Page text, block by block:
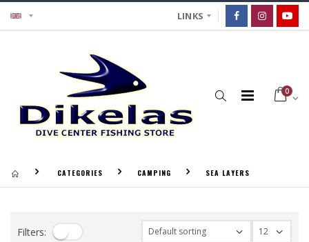
LINKS
0
CATEGORIES CAMPING SEA LAYERS
Filters: